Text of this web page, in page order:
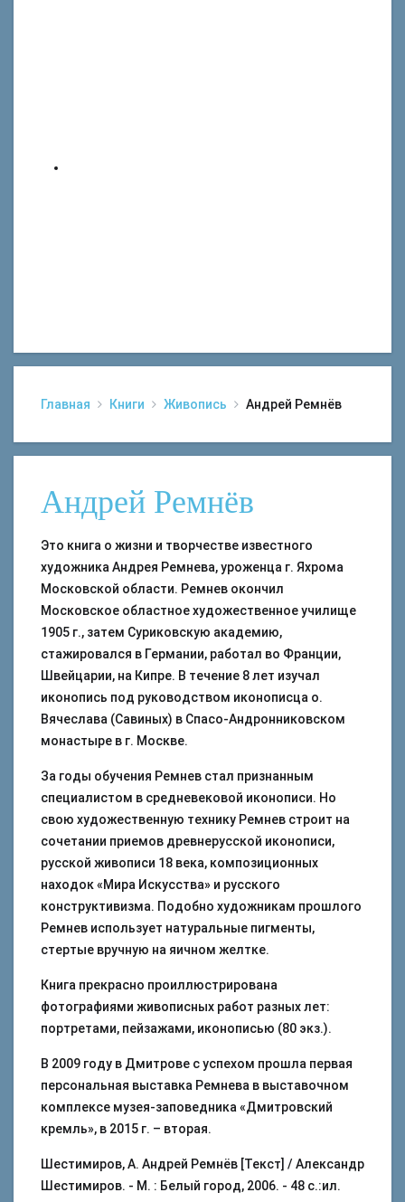
Главная Книги Живопись Андрей Ремнёв
Андрей Ремнёв
Это книга о жизни и творчестве известного
художника Андрея Ремнева, уроженца г. Яхрома
Московской области. Ремнев окончил
Московское областное художественное училище
1905 г., затем Суриковскую академию,
стажировался в Германии, работал во Франции,
Швейцарии, на Кипре. В течение 8 лет изучал
иконопись под руководством иконописца о.
Вячеслава (Савиных) в Спасо-Андронниковском
монастыре в г. Москве.
За годы обучения Ремнев стал признанным
специалистом в средневековой иконописи. Но
свою художественную технику Ремнев строит на
сочетании приемов древнерусской иконописи,
русской живописи 18 века, композиционных
находок «Мира Искусства» и русского
конструктивизма. Подобно художникам прошлого
Ремнев использует натуральные пигменты,
стертые вручную на яичном желтке.
Книга прекрасно проиллюстрирована
фотографиями живописных работ разных лет:
портретами, пейзажами, иконописью (80 экз.).
В 2009 году в Дмитрове с успехом прошла первая
персональная выставка Ремнева в выставочном
комплексе музея-заповедника «Дмитровский
кремль», в 2015 г. – вторая.
Шестимиров, А. Андрей Ремнёв [Текст] / Александр
Шестимиров. - М. : Белый город, 2006. - 48 с.:ил.